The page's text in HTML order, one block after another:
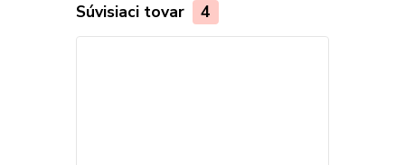
Súvisiaci tovar 4